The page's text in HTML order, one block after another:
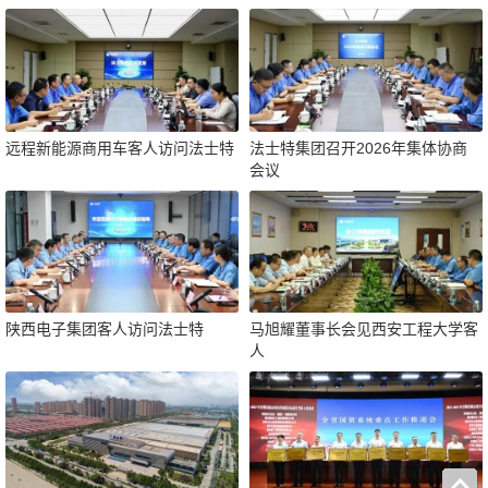
远程新能源商用车客人访问法士特
法士特集团召开2026年集体协商
会议
陕西电子集团客人访问法士特
马旭耀董事长会见西安工程大学客
人